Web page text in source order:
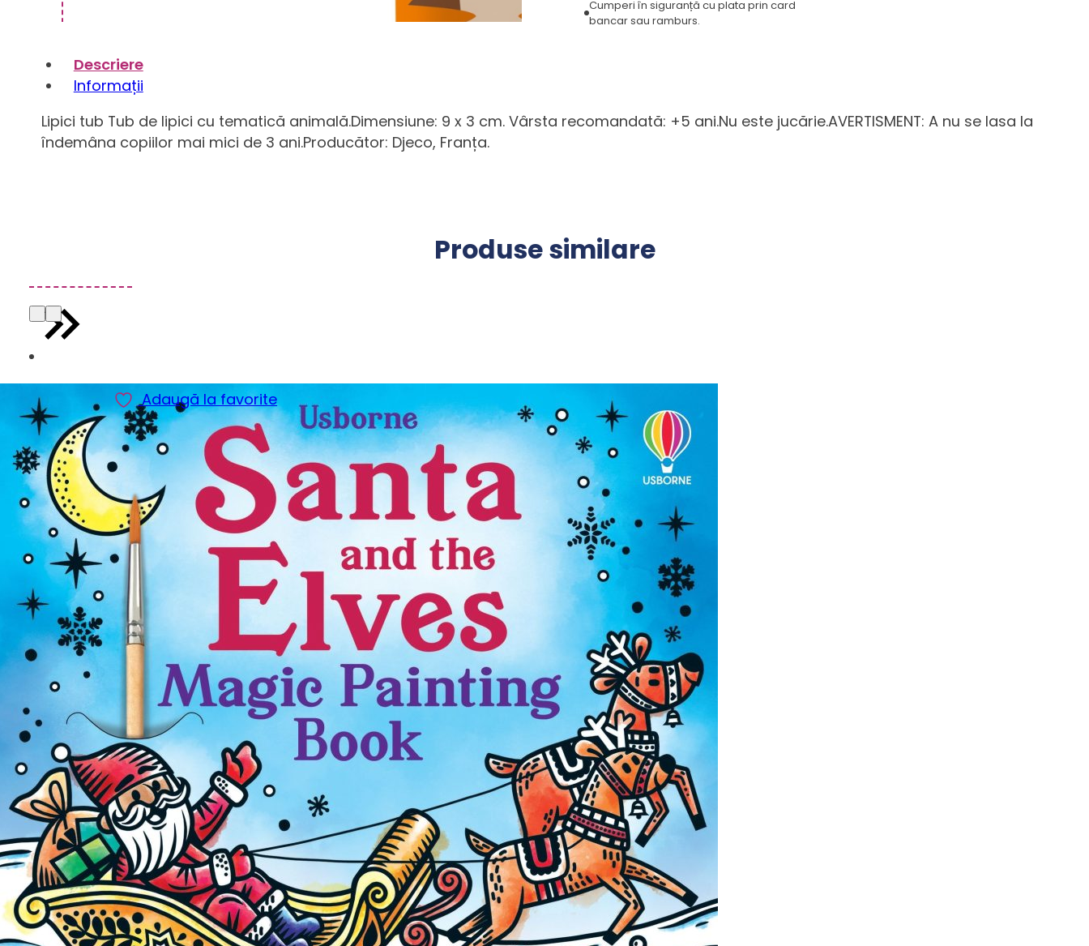
Cumperi în siguranță cu plata prin card
bancar sau ramburs.
Descriere
Informații
Lipici tub Tub de lipici cu tematică animală.Dimensiune: 9 x 3 cm. Vârsta recomandată: +5 ani.Nu este jucărie.AVERTISMENT: A nu se lasa la
îndemâna copiilor mai mici de 3 ani.Producător: Djeco, Franța.
Produse similare
Adaugă la favorite